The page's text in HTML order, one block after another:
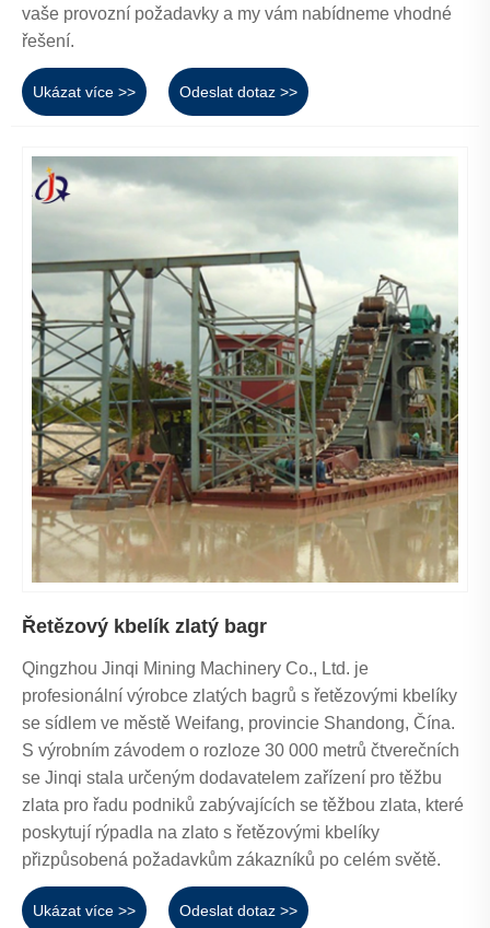
vaše provozní požadavky a my vám nabídneme vhodné
řešení.
Ukázat více >> Odeslat dotaz >>
Řetězový kbelík zlatý bagr
Qingzhou Jinqi Mining Machinery Co., Ltd. je
profesionální výrobce zlatých bagrů s řetězovými kbelíky
se sídlem ve městě Weifang, provincie Shandong, Čína.
S výrobním závodem o rozloze 30 000 metrů čtverečních
se Jinqi stala určeným dodavatelem zařízení pro těžbu
zlata pro řadu podniků zabývajících se těžbou zlata, které
poskytují rýpadla na zlato s řetězovými kbelíky
přizpůsobená požadavkům zákazníků po celém světě.
Ukázat více >> Odeslat dotaz >>